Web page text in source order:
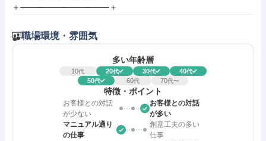
＋───────────────＋
職場環境・雰囲気
多い年齢層
10代 20代 30代 40代
50代 60代 70代〜
特徴・ポイント
お客様との対話
が少ない
お客様との対話
が多い
マニュアル通り
の仕事
創意工夫の多い
仕事